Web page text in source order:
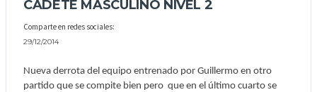
CADETE MASCULINO NIVEL 2
Comparte en redes sociales:
29/12/2014
Nueva derrota del equipo entrenado por Guillermo en otro
partido que se compite bien pero que en el último cuarto se